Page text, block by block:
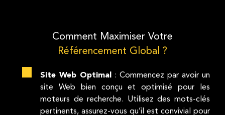
Comment Maximiser Votre
Référencement Global ?
Site Web Optimal
: Commencez par avoir un
site Web bien conçu et optimisé pour les
moteurs de recherche. Utilisez des mots-clés
pertinents, assurez-vous qu’il est convivial pour